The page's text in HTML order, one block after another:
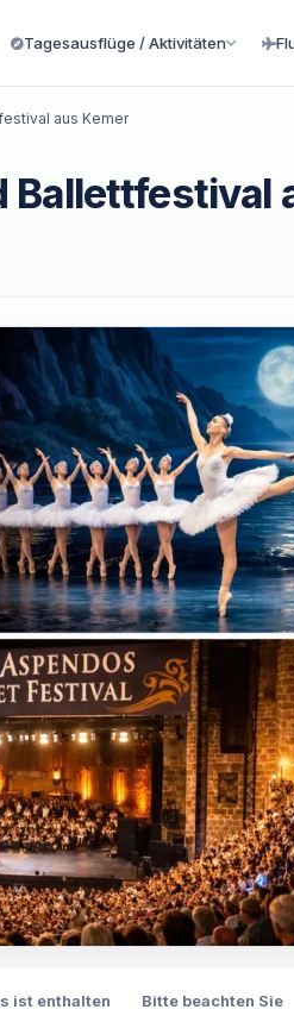
Tagesausflüge / Aktivitäten
aus Kemer
ist enthalten Bitte beachten Sie